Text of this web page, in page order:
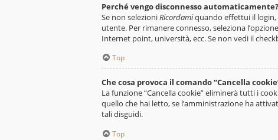
Perché vengo disconnesso automaticamente?
Se non selezioniRicordamiquando effettui il login,
utente. Per rimanere connesso, seleziona
Internet point, università, ecc. Se non vedi il
Top
Che cosa provoca il comando “Cancella
La funzione “Cancella cookie” eliminerà tutti i
quello che hai letto, se l’amministrazione ha
tali disguidi.
Top